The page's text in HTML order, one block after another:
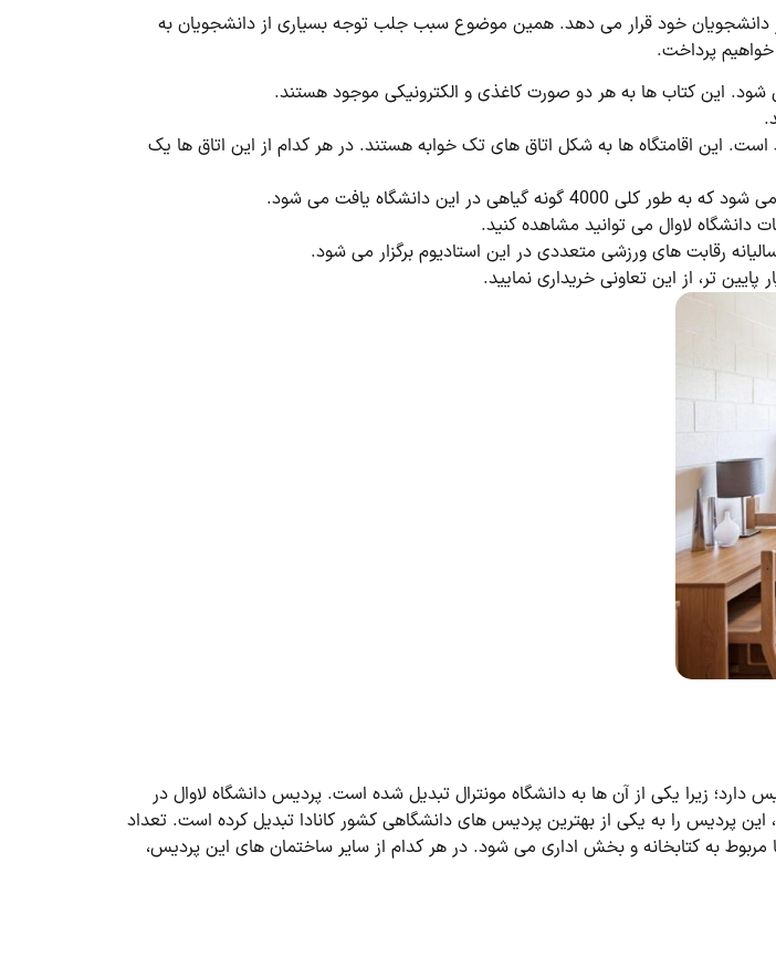
دانشجویان خود قرار می دهد. همین موضوع سبب جلب توجه بسیاری از دانشجویان به
پرداخت.
دانشگاه لاوال موجود است. این اقامتگاه ها به شکل اتاق های تک خوابه هستند. در هر کدام از این اتاق ها یک
در این دانشگاه یافت می شود.
دانشگاه لاوال می توانید مشاهده کنید.
رقابت های ورزشی متعددی در این استادیوم برگزار می شود.
تر، از این تعاونی خریداری نمایید.
اکنون تنها یک پردیس دارد؛ زیرا یکی از آن ها به دانشگاه مونترال تبدیل شده است. پردیس دانشگاه لاوال در
این پردیس را به یکی از بهترین پردیس های دانشگاهی کشور کانادا تبدیل کرده است. تعداد
باب از این ساختمان ها مربوط به کتابخانه و بخش اداری می شود. در هر کدام از سایر ساختمان های این پردیس،